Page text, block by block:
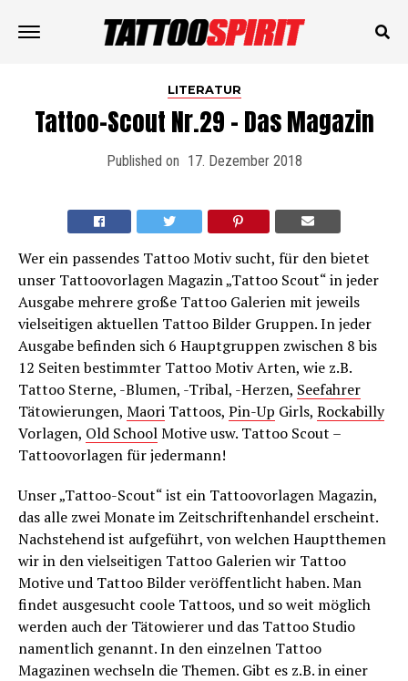
LITERATUR
Tattoo-Scout Nr.29 – Das Magazin
Published on 17. Dezember 2018
Wer ein passendes Tattoo Motiv sucht, für den bietet
unser Tattoovorlagen Magazin „Tattoo Scout“ in jeder
Ausgabe mehrere große Tattoo Galerien mit jeweils
vielseitigen aktuellen Tattoo Bilder Gruppen. In jeder
Ausgabe befinden sich 6 Hauptgruppen zwischen 8 bis
12 Seiten bestimmter Tattoo Motiv Arten, wie z.B.
Tattoo Sterne, -Blumen, -Tribal, -Herzen, Seefahrer
Tätowierungen, Maori Tattoos, Pin-Up Girls, Rockabilly
Vorlagen, Old SchoolMotive usw. Tattoo Scout –
Tattoovorlagen für jedermann!
Unser „Tattoo-Scout“ ist ein Tattoovorlagen Magazin,
das alle zwei Monate im Zeitschriftenhandel erscheint.
Nachstehend ist aufgeführt, von welchen Hauptthemen
wir in den vielseitigen Tattoo Galerien wir Tattoo
Motive und Tattoo Bilder veröffentlicht haben. Man
findet ausgesucht coole Tattoos, und so weit möglich
werden auch der Tätowierer und das Tattoo Studio
namentlich genannt. In den einzelnen Tattoo
Magazinen wechseln die Themen. Gibt es z.B. in einer